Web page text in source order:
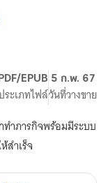
PDF/EPUB
ระเภทไฟล์
5 ก.พ. 67
วันที่วางขาย
ำภารกิจพร้อมมีระบบ
สำเร็จ